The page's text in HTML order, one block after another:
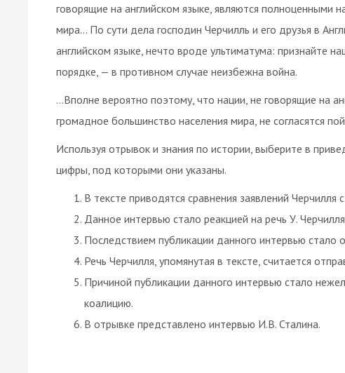
говорящие на английском языке, являются полноценными
мира… По сути дела господин Черчилль и его друзья в
английском языке, нечто вроде ультиматума: признайте
порядке, — в противном случае неизбежна война.
…Вполне вероятно поэтому, что нации, не говорящие на
громадное большинство населения мира, не согласятся
Используя отрывок и знания по истории, выберите в
цифры, под которыми они указаны.
В тексте приводятся сравнения заявлений Черчилля
Данное интервью стало реакцией на речь У.
Последствием публикации данного интервью стало
Речь Черчилля, упомянутая в тексте, считается
Причиной публикации данного интервью стало
коалицию.
В отрывке представлено интервью И.В. Сталина.